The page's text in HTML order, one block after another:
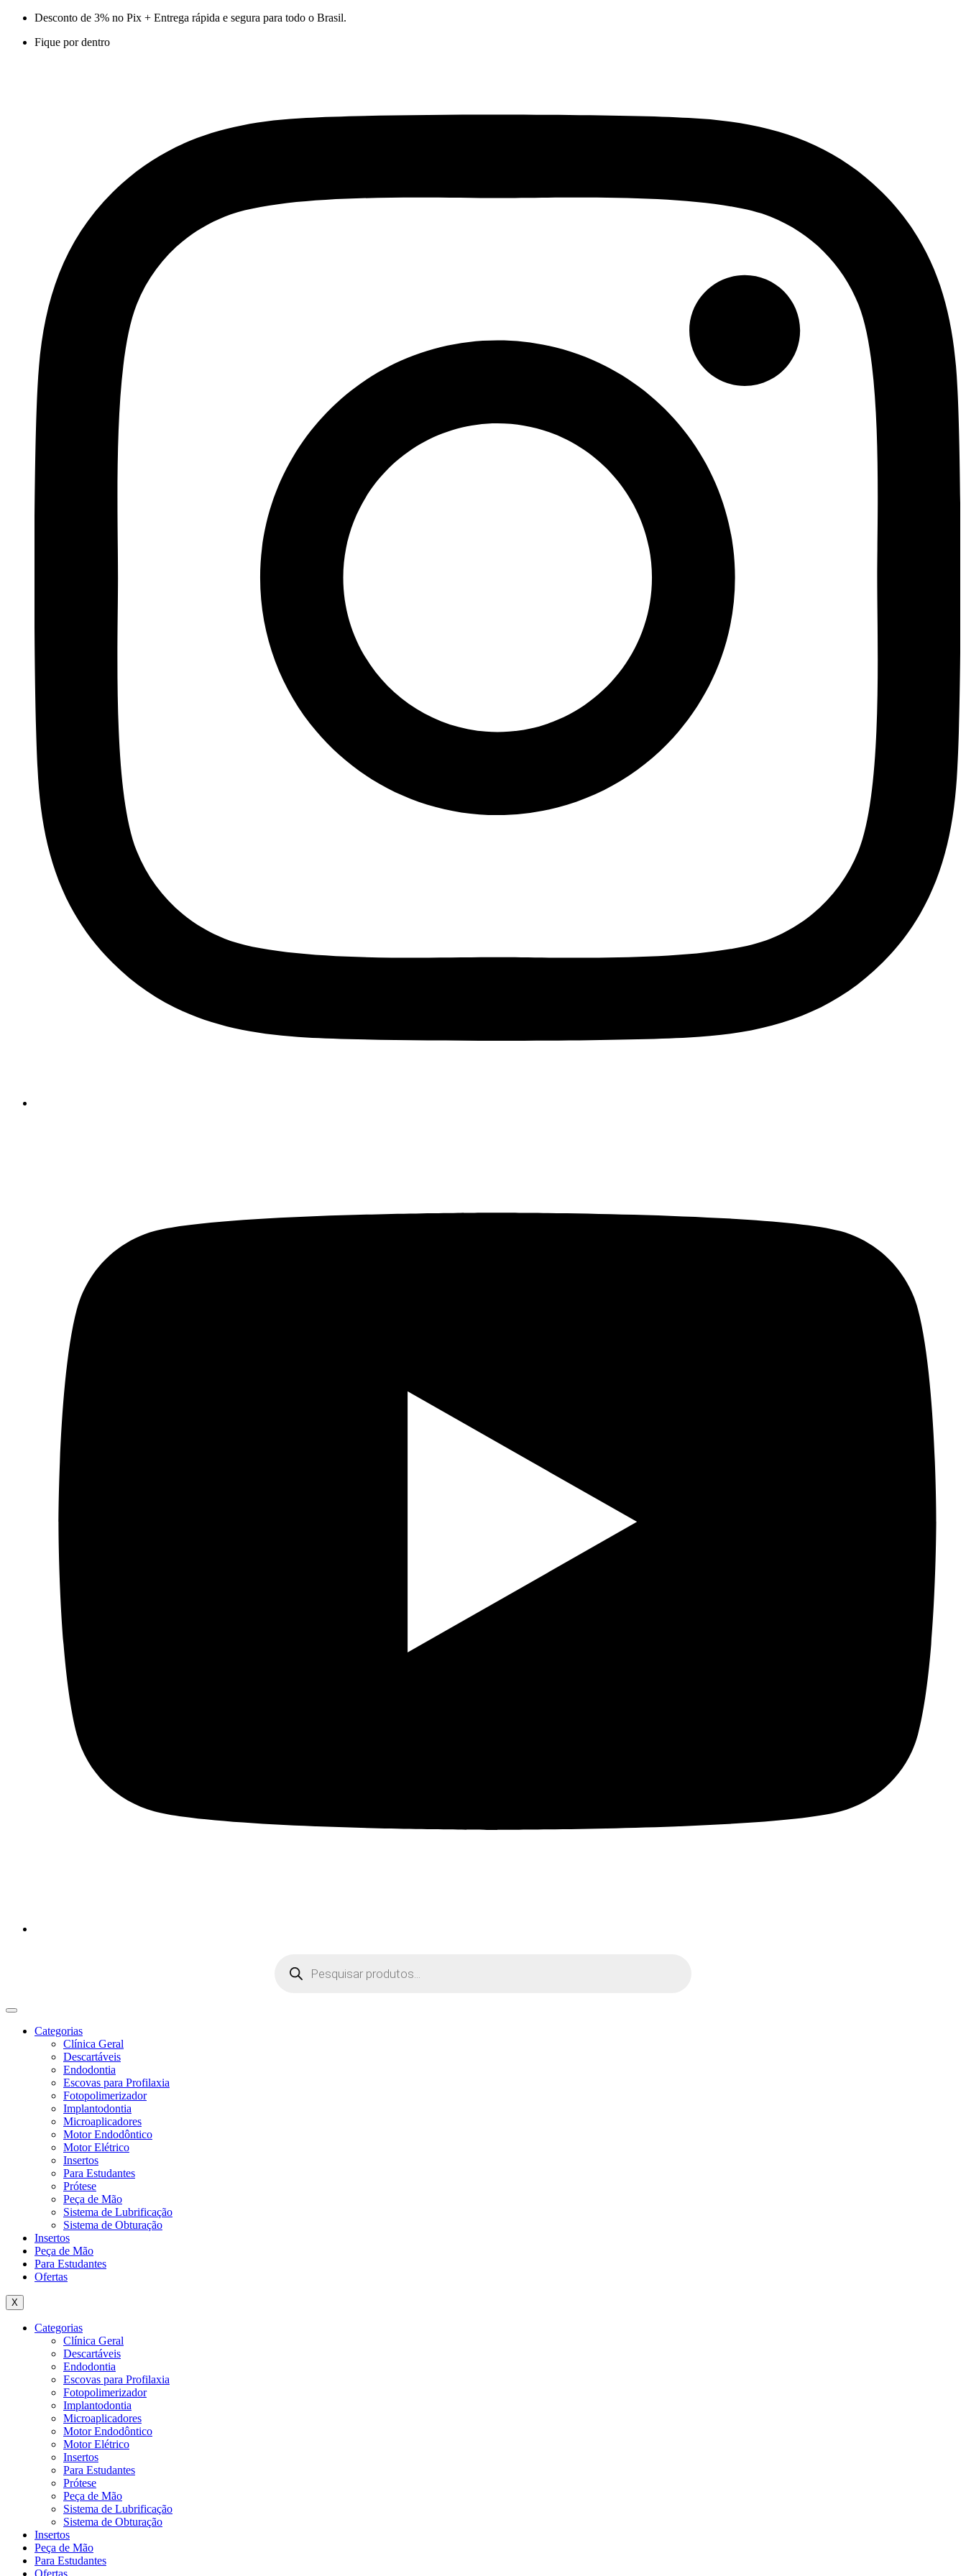
Desconto de 3% no Pix + Entrega rápida e segura para todo o Brasil.
Fique por dentro
produtos
Categorias
Clínica Geral
Descartáveis
Endodontia
Escovas para Profilaxia
Fotopolimerizador
Implantodontia
Microaplicadores
Motor Endodôntico
Motor Elétrico
Insertos
Para Estudantes
Prótese
Peça de Mão
Sistema de Lubrificação
Sistema de Obturação
Insertos
Peça de Mão
Para Estudantes
Ofertas
X
Categorias
Clínica Geral
Descartáveis
Endodontia
Escovas para Profilaxia
Fotopolimerizador
Implantodontia
Microaplicadores
Motor Endodôntico
Motor Elétrico
Insertos
Para Estudantes
Prótese
Peça de Mão
Sistema de Lubrificação
Sistema de Obturação
Insertos
Peça de Mão
Para Estudantes
Ofertas